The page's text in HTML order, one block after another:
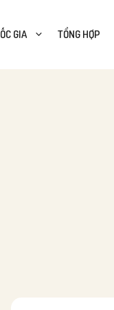
GIA TỔNG HỢP